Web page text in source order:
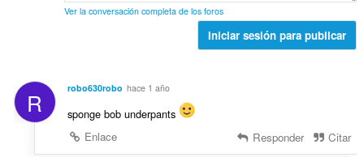
Ver la conversación completa de los foros
Iniciar sesión para publicar
R robo630robo hace 1 año
sponge bob underpants
Enlace
Responder Citar